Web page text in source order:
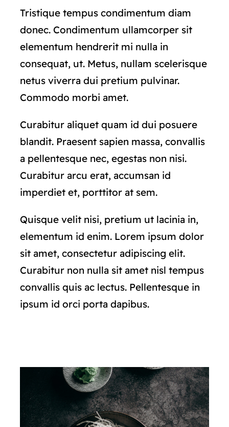
Tristique tempus condimentum diam
donec. Condimentum ullamcorper sit
elementum hendrerit mi nulla in
consequat, ut. Metus, nullam scelerisque
netus viverra dui pretium pulvinar.
Commodo morbi amet.
Curabitur aliquet quam id dui posuere
blandit. Praesent sapien massa, convallis
a pellentesque nec, egestas non nisi.
Curabitur arcu erat, accumsan id
imperdiet et, porttitor at sem.
Quisque velit nisi, pretium ut lacinia in,
elementum id enim. Lorem ipsum dolor
sit amet, consectetur adipiscing elit.
Curabitur non nulla sit amet nisl tempus
convallis quis ac lectus. Pellentesque in
ipsum id orci porta dapibus.